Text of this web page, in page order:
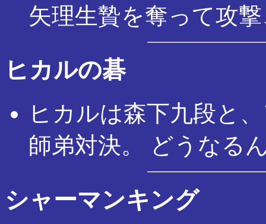
矢理生贄を奪って攻
ヒカルの碁
ヒカルは森下九段と
師弟対決。 どうなる
シャーマンキング